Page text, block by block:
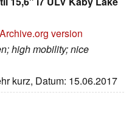
Archive.org version
high mobility; nice
kurz, Datum: 15.06.2017